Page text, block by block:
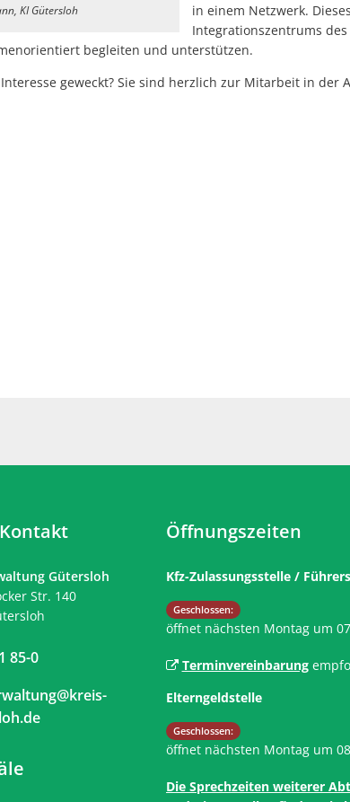
KI Gütersloh
in einem Netzwerk.
Integrationszentrums
begleiten und unterstützen.
geweckt? Sie sind herzlich zur Mitarbeit in der
Gütersloh
Str. 140
85-0
Öffnungszeiten
Kfz-Zulassungsstelle /
Klicken, um weitere
Geschlossen:
öffnet nächsten Montag um
Terminvereinbarung
Elterngeldstelle
Klicken, um weitere
Geschlossen:
öffnet nächsten Montag um
Die Sprechzeiten weiterer